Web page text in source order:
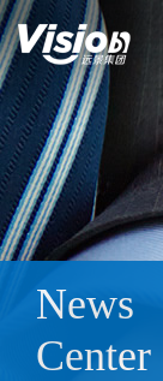
News
Center